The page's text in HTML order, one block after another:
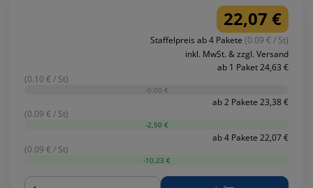
22,07 €
Staffelpreis ab 4 Pakete (0.09 € / St)
inkl. MwSt. & zzgl. Versand
ab 1 Paket 24,63 €
(0.10 € / St)
-0,00 €
ab 2 Pakete 23,38 €
(0.09 € / St)
-2,50 €
ab 4 Pakete 22,07 €
(0.09 € / St)
-10,23 €
Menge